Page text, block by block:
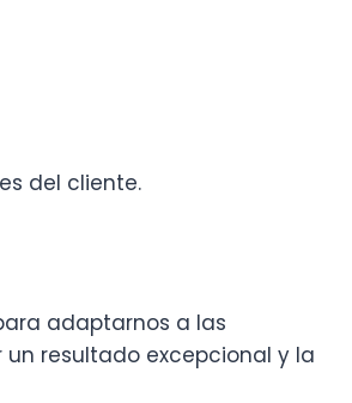
del cliente.
adaptarnos a las
resultado excepcional y la